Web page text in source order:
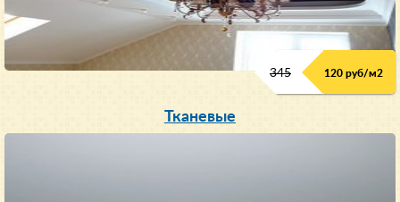
345 120 руб/м2
Тканевые